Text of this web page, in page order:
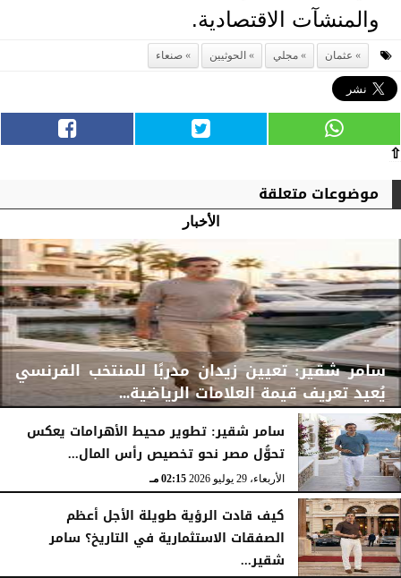
والمنشآت الاقتصادية.
عثمان مجلي الحوثيين صنعاء
⇧
موضوعات متعلقة
الأخبار
سامر شقير: تعيين زيدان مدربًا للمنتخب الفرنسي
يُعيد تعريف قيمة العلامات الرياضية...
الأربعاء، 29 يوليو 2026 02:25 مـ
سامر شقير: تطوير محيط الأهرامات يعكس
تحوُّل مصر نحو تخصيص رأس المال...
الأربعاء، 29 يوليو 2026 02:15 مـ
كيف قادت الرؤية طويلة الأجل أعظم
الصفقات الاستثمارية في التاريخ؟ سامر
شقير...